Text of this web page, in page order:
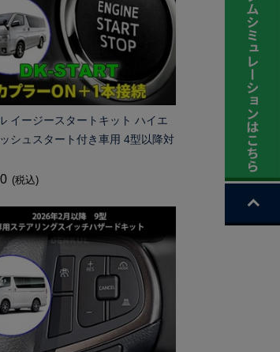
イージースタートキット ハイエ
シュスタート付き車用 4型以降対
(税込)